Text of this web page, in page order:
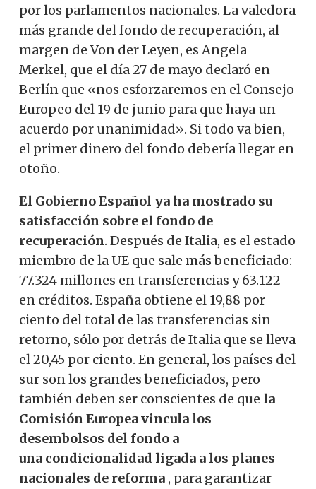
por los parlamentos nacionales. La valedora
más grande del fondo de recuperación, al
margen de Von der Leyen, es Angela
Merkel, que el día 27 de mayo declaró en
Berlín que «nos esforzaremos en el Consejo
Europeo del 19 de junio para que haya un
acuerdo por unanimidad». Si todo va bien,
el primer dinero del fondo debería llegar en
otoño.
El Gobierno Español ya ha mostrado su
satisfacción sobre el fondo de
recuperación. Después de Italia, es el estado
miembro de la UE que sale más beneficiado:
77.324 millones en transferencias y 63.122
en créditos. España obtiene el 19,88 por
ciento del total de las transferencias sin
retorno, sólo por detrás de Italia que se lleva
el 20,45 por ciento. En general, los países del
sur son los grandes beneficiados, pero
también deben ser conscientes de que la
Comisión Europea vincula los
desembolsos del fondo a
una condicionalidad ligada a los planes
nacionales de reforma , para garantizar